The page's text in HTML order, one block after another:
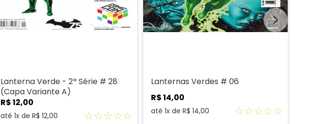
Lanterna Verde - 2ª Série # 28
(Capa Variante A)
R$12,00
até 1x de R$ 12,00 ☆☆☆☆☆
Lanternas Verdes # 06
R$14,00
até 1x de R$ 14,00 ☆☆☆☆☆